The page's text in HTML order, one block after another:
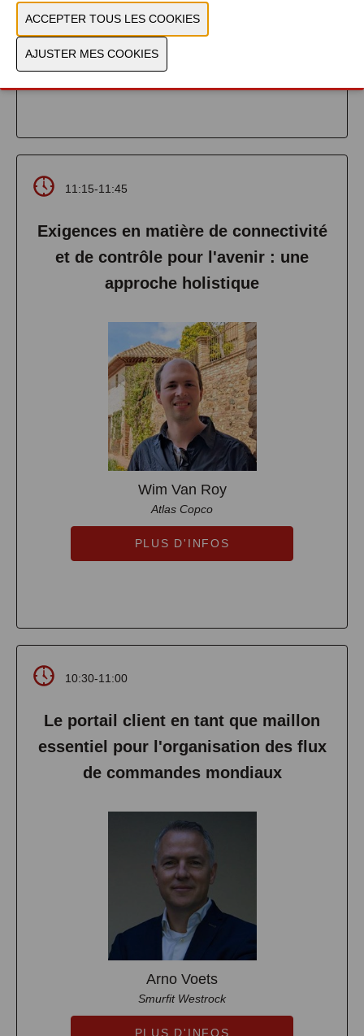
FLANDERS MAKE @ VUB
PLUS D'INFOS
11:15-11:45
Exigences en matière de connectivité
et de contrôle pour l'avenir : une
approche holistique
Wim Van Roy
Atlas Copco
PLUS D'INFOS
10:30-11:00
Le portail client en tant que maillon
essentiel pour l'organisation des flux
de commandes mondiaux
Arno Voets
Smurfit Westrock
PLUS D'INFOS